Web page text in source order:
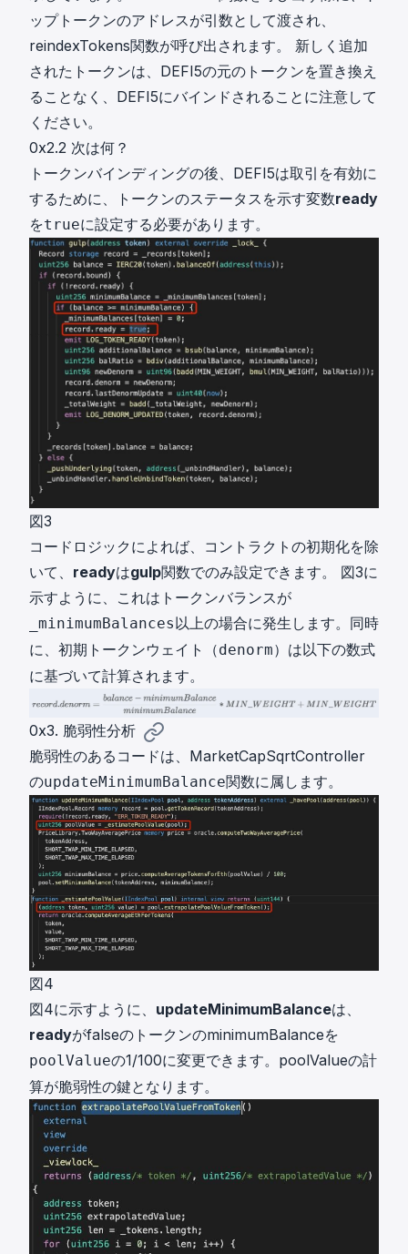
ップトークンのアドレスが引数として渡され、
reindexTokens関数が呼び出されます。 新しく追加
されたトークンは、DEFI5の元のトークンを置き換え
ることなく、DEFI5にバインドされることに注意して
ください。
0x2.2 次は何？
トークンバインディングの後、DEFI5は取引を有効に
するために、トークンのステータスを示す変数ready
をtrueに設定する必要があります。
図3
コードロジックによれば、コントラクトの初期化を除
いて、 readyはgulp関数でのみ設定できます。 図3に
示すように、これはトークンバランスが
_minimumBalances以上の場合に発生します。同時
に、初期トークンウェイト（denorm）は以下の数式
に基づいて計算されます。
0x3. 脆弱性分析
脆弱性のあるコードは、MarketCapSqrtController
のupdateMinimumBalance関数に属します。
図4
図4に示すように、 updateMinimumBalanceは、
readyがfalseのトークンのminimumBalanceを
poolValueの1/100に変更できます。poolValueの計
算が脆弱性の鍵となります。